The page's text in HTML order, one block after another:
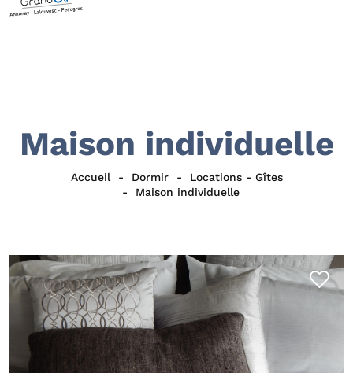
Maison individuelle
Accueil Dormir
Locations - Gîtes
Maison individuelle